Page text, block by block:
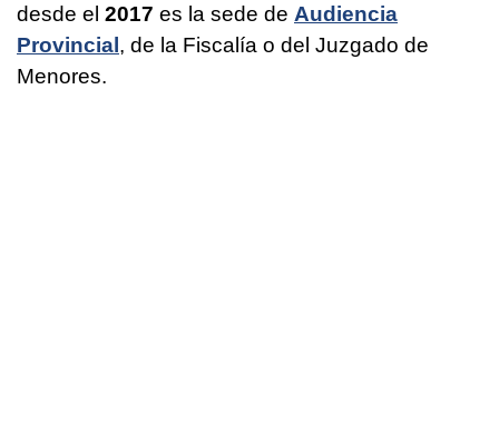
desde el 2017 es la sede de Audiencia
Provincial, de la Fiscalía o del Juzgado de
Menores.